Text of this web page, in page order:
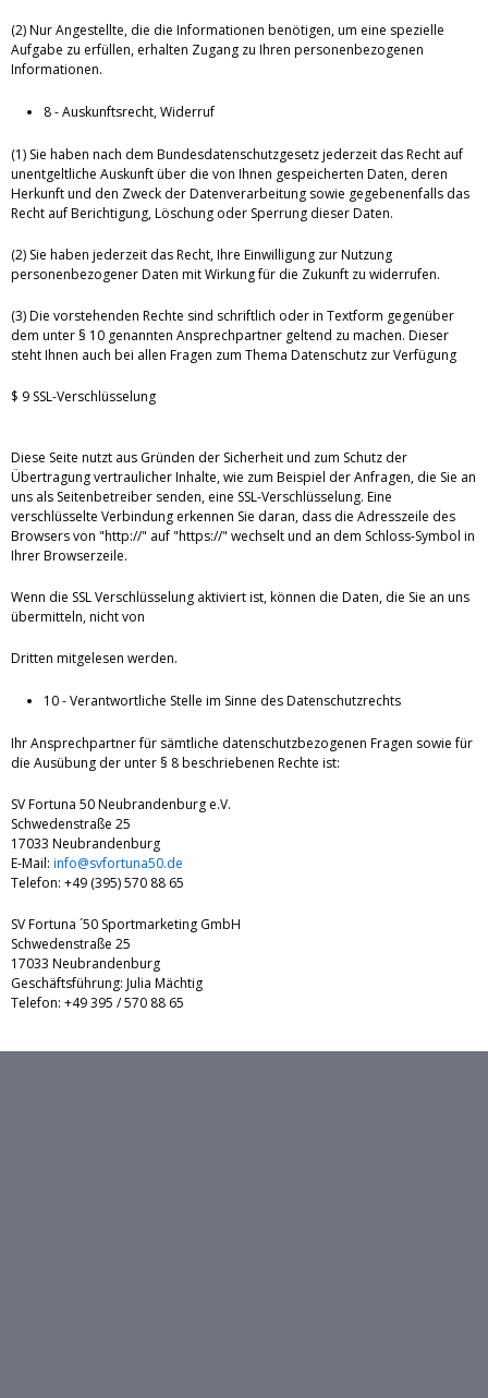
(2) Nur Angestellte, die die Informationen benötigen, um eine spezielle
Aufgabe zu erfüllen, erhalten Zugang zu Ihren personenbezogenen
Informationen.
8 - Auskunftsrecht, Widerruf
(1) Sie haben nach dem Bundesdatenschutzgesetz jederzeit das Recht auf
unentgeltliche Auskunft über die von Ihnen gespeicherten Daten, deren
Herkunft und den Zweck der Datenverarbeitung sowie gegebenenfalls das
Recht auf Berichtigung, Löschung oder Sperrung dieser Daten.
(2) Sie haben jederzeit das Recht, Ihre Einwilligung zur Nutzung
personenbezogener Daten mit Wirkung für die Zukunft zu widerrufen.
(3) Die vorstehenden Rechte sind schriftlich oder in Textform gegenüber
dem unter § 10 genannten Ansprechpartner geltend zu machen. Dieser
steht Ihnen auch bei allen Fragen zum Thema Datenschutz zur Verfügung
$ 9 SSL-Verschlüsselung
Diese Seite nutzt aus Gründen der Sicherheit und zum Schutz der
Übertragung vertraulicher Inhalte, wie zum Beispiel der Anfragen, die Sie an
uns als Seitenbetreiber senden, eine SSL-Verschlüsselung. Eine
verschlüsselte Verbindung erkennen Sie daran, dass die Adresszeile des
Browsers von "http://" auf "https://" wechselt und an dem Schloss-Symbol in
Ihrer Browserzeile.
Wenn die SSL Verschlüsselung aktiviert ist, können die Daten, die Sie an uns
übermitteln, nicht von
Dritten mitgelesen werden.
10 - Verantwortliche Stelle im Sinne des Datenschutzrechts
Ihr Ansprechpartner für sämtliche datenschutzbezogenen Fragen sowie für
die Ausübung der unter § 8 beschriebenen Rechte ist:
SV Fortuna 50 Neubrandenburg e.V.
Schwedenstraße 25
17033 Neubrandenburg
E-Mail: info@svfortuna50.de
Telefon: +49 (395) 570 88 65
SV Fortuna ´50 Sportmarketing GmbH
Schwedenstraße 25
17033 Neubrandenburg
Geschäftsführung: Julia Mächtig
Telefon: +49 395 / 570 88 65